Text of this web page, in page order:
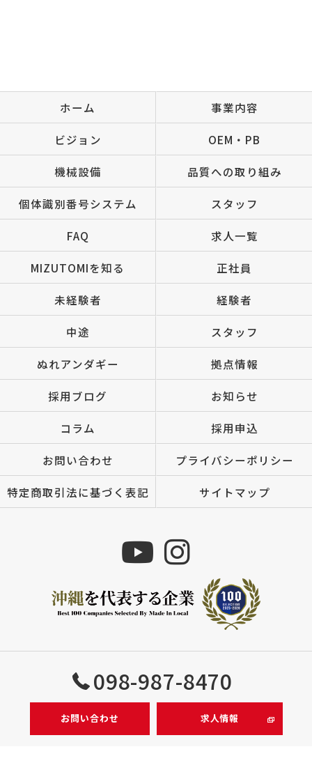
098-987-8470
お問い合わせ 求人情報
ホーム 事業内容
ビジョン OEM・PB
機械設備 品質への取り組み
個体識別番号システム スタッフ
FAQ 求人一覧
MIZUTOMIを知る 正社員
未経験者 経験者
中途 スタッフ
ぬれアンダギー 拠点情報
採用ブログ お知らせ
コラム 採用申込
お問い合わせ プライバシーポリシー
特定商取引法に基づく表記 サイトマップ